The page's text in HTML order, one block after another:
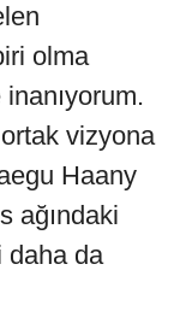
olma
vizyona
Haany
ağındaki
daha da